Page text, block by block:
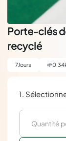
Porte-clés
recyclé
7Jours 🌱0.34
1.